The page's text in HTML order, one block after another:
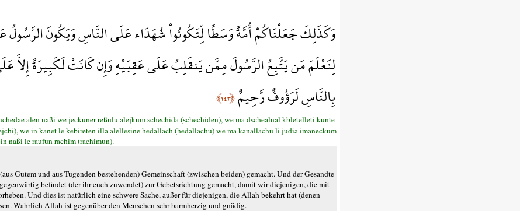
وَكَذَلِكَ جَعَلْنَاكُمْ أُمَّةً وَسَطًا لِّتَكُونُواْ شُهَدَاء عَلَى النَّاسِ وَيَكُونَ الرَّسُولُ
لِنَعْلَمَ مَن يَتَّبِعُ الرَّسُولَ مِمَّن يَنقَلِبُ عَلَى عَقِبَيْهِ وَإِن كَانَتْ لَكَبِيرَةً إِلاَّ
بِالنَّاسِ لَرَؤُوفٌ رَّحِيمٌ﴿١٤٣﴾
alen naßi we jeckuner reßulu alejkum schechida (schechiden), we ma dschealnal kbletelleti kunte
we in kanet le kebireten illa alellesine hedallach (hedallachu) we ma kanallachu li judia imaneckum
naßi le raufun rachim (rachimun).
Gutem und aus Tugenden bestehenden) Gemeinschaft (zwischen beiden) gemacht. Und der Gesandte
befindet (der ihr euch zuwendet) zur Gebetsrichtung gemacht, damit wir diejenigen, die mit
Und dies ist natürlich eine schwere Sache, außer für diejenigen, die Allah bekehrt hat (denen
Wahrlich Allah ist gegenüber den Menschen sehr barmherzig und gnädig.